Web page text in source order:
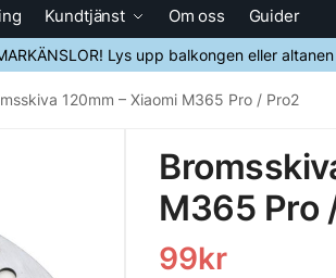
Kundtjänst Om oss Guider
Lys upp balkongen eller
120mm – Xiaomi M365 Pro / Pro2
M365 Pro
99kr